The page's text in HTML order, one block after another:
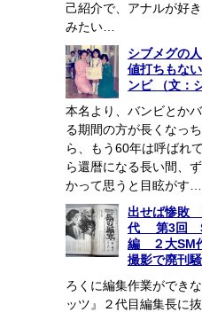
己紹介で、アナルが好
みたい…
シブメグの
値打ちもな
ンビ （文：
本名より、バンビとか
る期間の方が長くなっ
ら、もう60年は呼ばれ
ら還暦になる長い間、
かって思うと目眩がす…
出せば惨敗
代 第3回
編 ２大SM
撮影で廃刊
ろくに編集作業ができ
ッツ』２代目編集長に